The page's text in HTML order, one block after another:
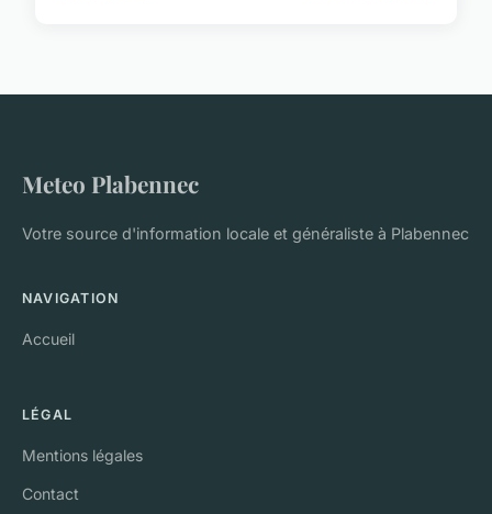
Meteo Plabennec
Votre source d'information locale et généraliste à Plabennec
NAVIGATION
Accueil
LÉGAL
Mentions légales
Contact